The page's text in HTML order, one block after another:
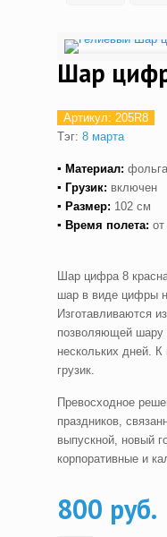
Шар
Артикул: 205R8
Тэг: 8 марта
▪ Материал:
▪ Грузик: включен
▪ Размер: 102 см
▪ Время полета:
Шар цифра 8
шар в виде цифры
Изготавливаются
позволяющей шару
нескольких дней.
грузик.
Превосходное
праздников,
выпускной, новый
корпоративные и
800 руб.